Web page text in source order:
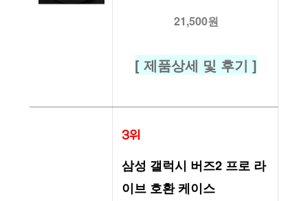
21,500원
[ 제품상세 및 후기 ]
3위
삼성 갤럭시 버즈2 프로 라
이브 호환 케이스